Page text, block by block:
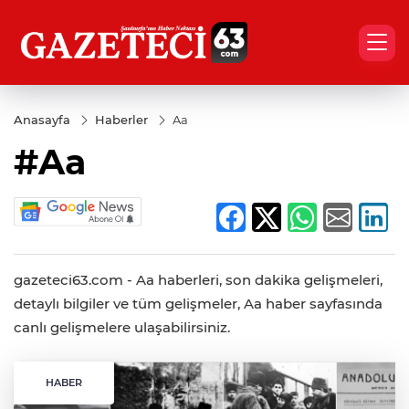
Anasayfa Haberler Aa
#Aa
gazeteci63.com - Aa haberleri, son dakika gelişmeleri,
detaylı bilgiler ve tüm gelişmeler, Aa haber sayfasında
canlı gelişmelere ulaşabilirsiniz.
HABER